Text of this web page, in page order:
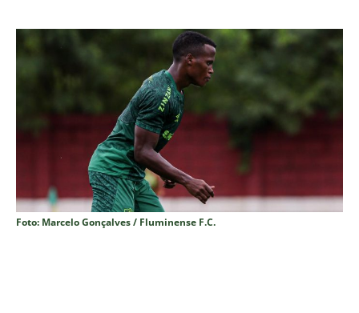
Foto: Marcelo Gonçalves / Fluminense F.C.